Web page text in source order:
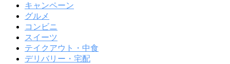
キャンペーン
グルメ
コンビニ
スイーツ
テイクアウト・中食
デリバリー・宅配